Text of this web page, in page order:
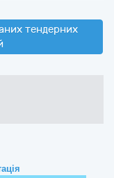
тендерних